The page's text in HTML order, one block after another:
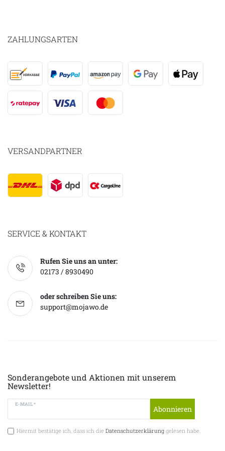
ZAHLUNGSARTEN
VERSANDPARTNER
SERVICE & KONTAKT
Rufen Sie uns an unter:
02173 / 8930490
oder schreiben Sie uns:
support@mojawo.de
Sonderangebote und Aktionen mit unserem
Newsletter!
E-MAIL *
Abonnieren
Hiermit bestätige ich, dass ich die Datenschutzerklärunggelesen habe.